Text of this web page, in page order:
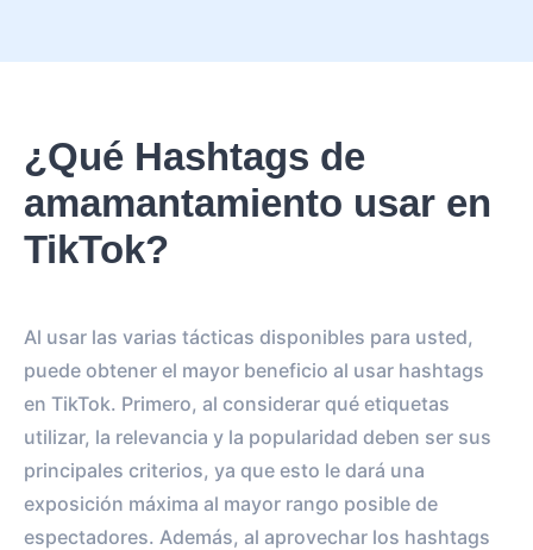
¿Qué Hashtags de
amamantamiento usar en
TikTok?
Al usar las varias tácticas disponibles para usted,
puede obtener el mayor beneficio al usar hashtags
en TikTok. Primero, al considerar qué etiquetas
utilizar, la relevancia y la popularidad deben ser sus
principales criterios, ya que esto le dará una
exposición máxima al mayor rango posible de
espectadores. Además, al aprovechar los hashtags